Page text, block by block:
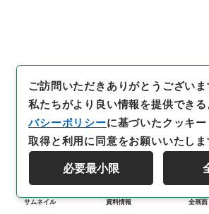
サムネイル 資料情報 全画面
ご訪問いただきありがとうございま
私たちがより良い情報を提供できる
バシーポリシーに基づいたクッキ
取得と利用に同意をお願いいたしま
必要最小限